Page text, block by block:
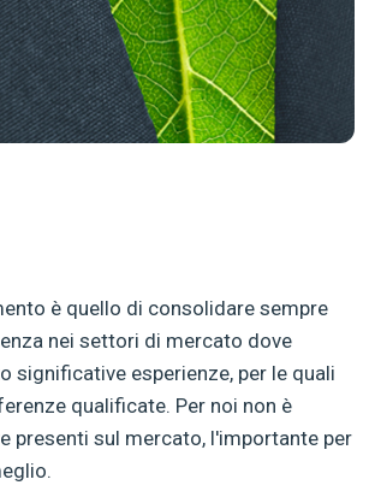
è quello di consolidare sempre
nei settori di mercato dove
significative esperienze, per le quali
qualificate. Per noi non è
presenti sul mercato, l'importante per